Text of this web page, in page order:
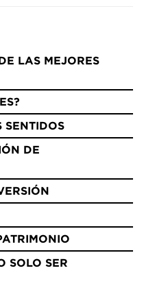
LAS MEJORES
SENTIDOS
DE
SOLO SER